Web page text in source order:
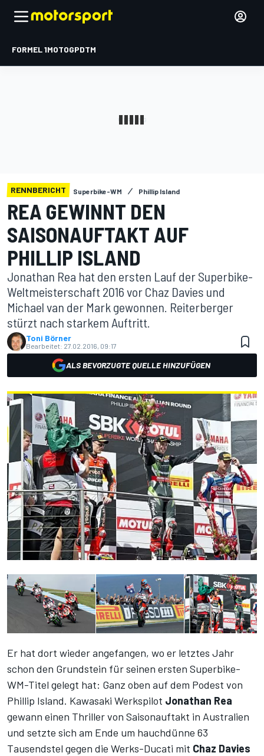
FORMEL 1MOTOGPDTM
RENNBERICHT Superbike-WM Phillip Island
REA GEWINNT DEN
SAISONAUFTAKT AUF
PHILLIP ISLAND
Jonathan Rea hat den ersten Lauf der Superbike-
Weltmeisterschaft 2016 vor Chaz Davies und
Michael van der Mark gewonnen. Reiterberger
stürzt nach starkem Auftritt.
Toni Börner
Bearbeitet: 27.02.2016, 09:17
ALS BEVORZUGTE QUELLE HINZUFÜGEN
Er hat dort wieder angefangen, wo er letztes Jahr
schon den Grundstein für seinen ersten Superbike-
WM-Titel gelegt hat: Ganz oben auf dem Podest von
Phillip Island. Kawasaki Werkspilot Jonathan Rea
gewann einen Thriller von Saisonauftakt in Australien
und setzte sich am Ende um hauchdünne 63
Tausendstel gegen die Werks-Ducati mit Chaz Davies